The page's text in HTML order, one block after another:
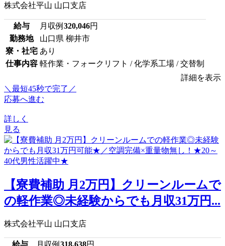
株式会社平山 山口支店
給与 月収例 320,046円
勤務地
山口県 柳井市
寮・社宅 あり
仕事内容 軽作業・フォークリフト / 化学系工場 / 交替制
詳細を表示
＼最短45秒で完了／
応募へ進む
詳しく
見る
【寮費補助 月2万円】クリーンルームで
の軽作業◎未経験からでも月収31万円...
株式会社平山 山口支店
給与 月収例 318,638円